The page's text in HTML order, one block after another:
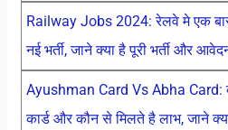
Railway Jobs 2024: रेलवे मे एक
नई भर्ती, जाने क्या है पूरी भर्ती और
Ayushman Card Vs Abha Card:
कार्ड और कौन से मिलते है लाभ, जाने क्या